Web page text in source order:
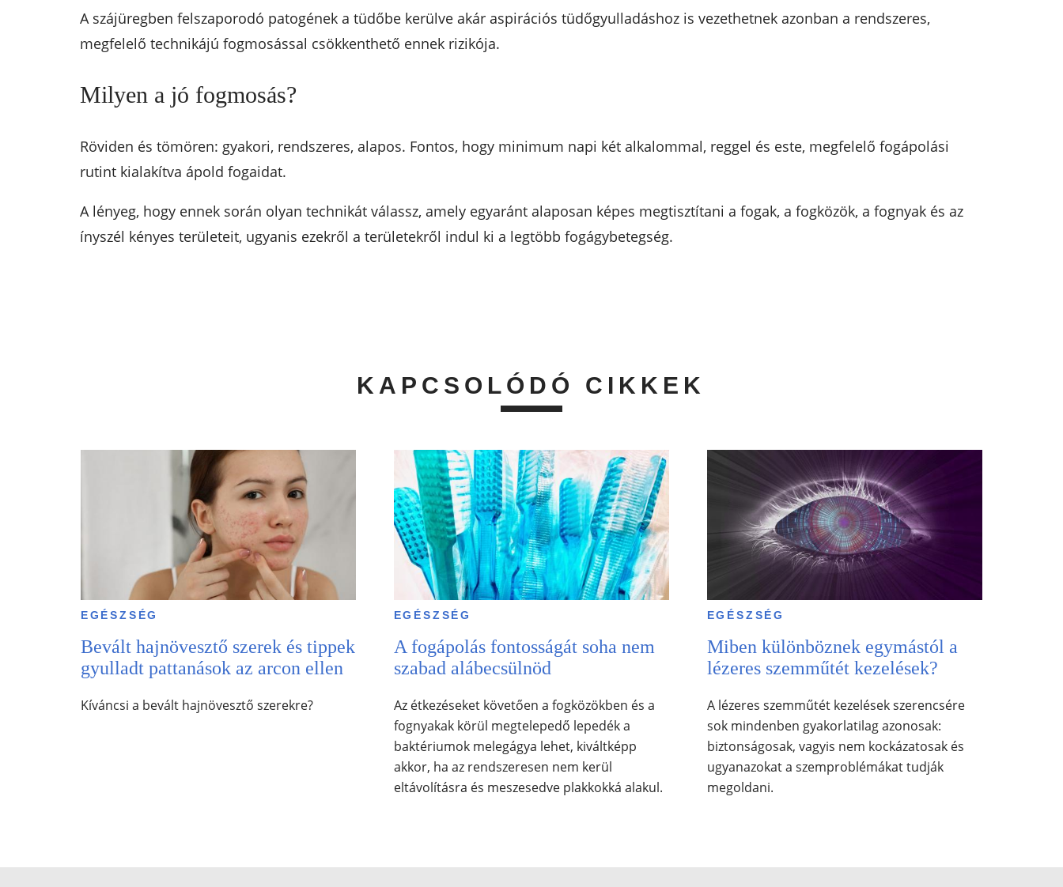
A szájüregben felszaporodó patogének a tüdőbe kerülve akár aspirációs tüdőgyulladáshoz is vezethetnek azonban a rendszeres,
megfelelő technikájú fogmosással csökkenthető ennek rizikója.
Milyen a jó fogmosás?
Röviden és tömören: gyakori, rendszeres, alapos. Fontos, hogy minimum napi két alkalommal, reggel és este, megfelelő fogápolási
rutint kialakítva ápold fogaidat.
A lényeg, hogy ennek során olyan technikát válassz, amely egyaránt alaposan képes megtisztítani a fogak, a fogközök, a fognyak és az
ínyszél kényes területeit, ugyanis ezekről a területekről indul ki a legtöbb fogágybetegség.
KAPCSOLÓDÓ CIKKEK
EGÉSZSÉG
Bevált hajnövesztő szerek és tippek
gyulladt pattanások az arcon ellen
Kíváncsi a bevált hajnövesztő szerekre?
EGÉSZSÉG
A fogápolás fontosságát soha nem
szabad alábecsülnöd
Az étkezéseket követően a fogközökben és a
fognyakak körül megtelepedő lepedék a
baktériumok melegágya lehet, kiváltképp
akkor, ha az rendszeresen nem kerül
eltávolításra és meszesedve plakkokká alakul.
EGÉSZSÉG
Miben különböznek egymástól a
lézeres szemműtét kezelések?
A lézeres szemműtét kezelések szerencsére
sok mindenben gyakorlatilag azonosak:
biztonságosak, vagyis nem kockázatosak és
ugyanazokat a szemproblémákat tudják
megoldani.